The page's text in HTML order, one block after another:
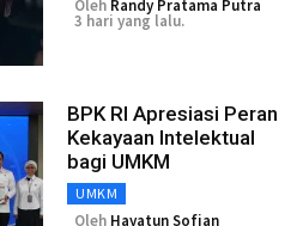
Oleh Randy Pratama Putra
3 hari yang lalu.
BPK RI Apresiasi Peran
Kekayaan Intelektual
bagi UMKM
UMKM
Oleh Hayatun Sofian